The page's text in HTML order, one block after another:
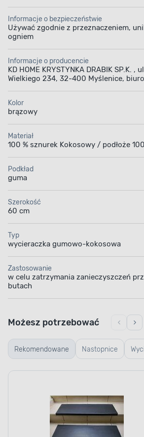
Informacje o bezpieczeństwie
Używać zgodnie z przeznaczeniem,
ogniem
Informacje o producencie
KD HOME KRYSTYNKA DRABIK SP.K. ,
Wielkiego 234, 32-400 Myślenice,
Kolor
brązowy
Materiał
100 % sznurek Kokosowy / podłoże
Podkład
guma
Szerokość
60 cm
Typ
wycieraczka gumowo-kokosowa
Zastosowanie
w celu zatrzymania zanieczyszczeń
butach
Rekomendowane Nastopnice
typu
Możesz potrzebować